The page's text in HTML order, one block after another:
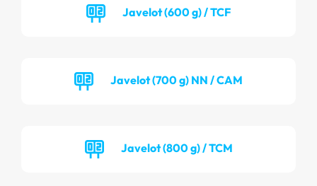
Javelot (600 g) / TCF
Javelot (700 g) NN / CAM
Javelot (800 g) / TCM